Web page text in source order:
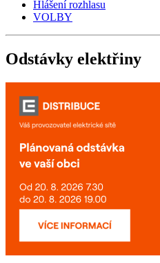
Hlášení rozhlasu
VOLBY
Odstávky elektřiny